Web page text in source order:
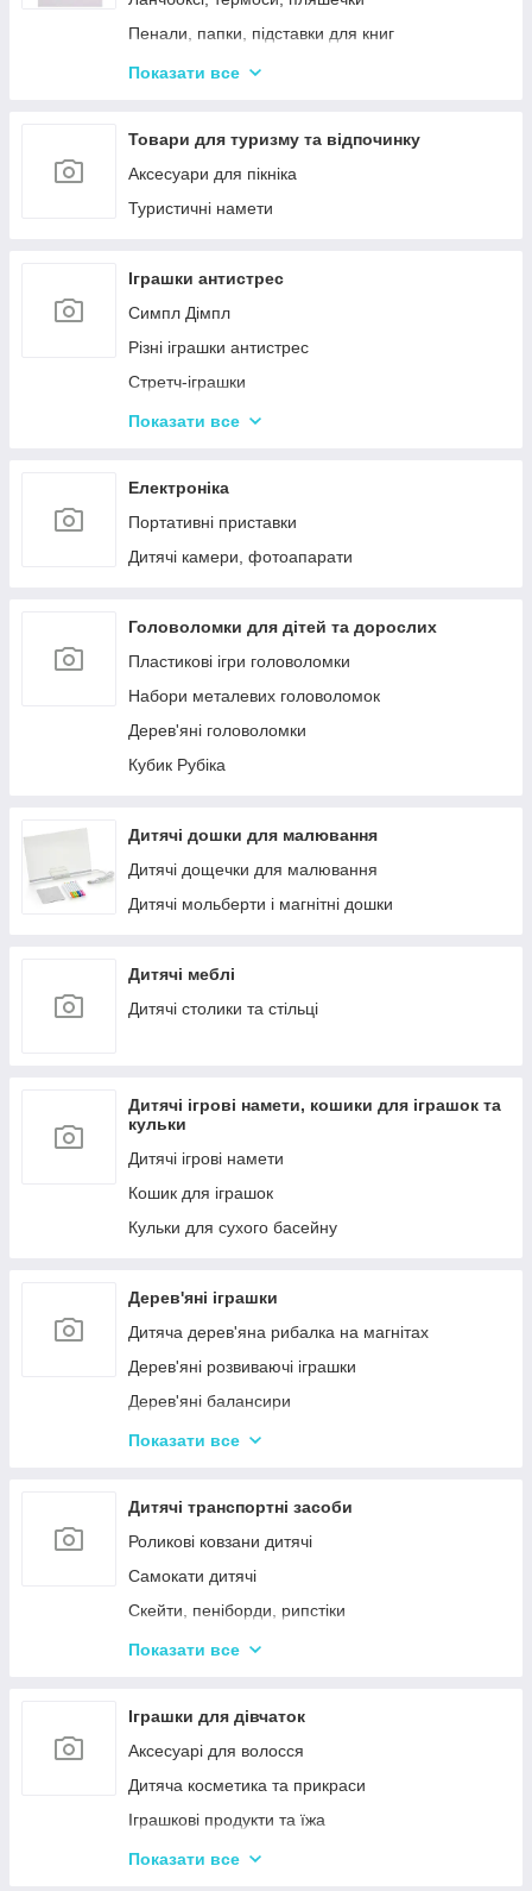
Пенали, папки, підставки для книг
Фарбі, пензлики, альбоми
Зошити, блокноти, щоденники, обкладинки
Наклейки, стікери, закладки
Кольоровий папір, картон, клей
Циркулі, лінійки, трафарети
Художні аксесуари та інструменти
Показати все
Товари для туризму та відпочинку
Аксесуари для пікніка
Туристичні намети
Іграшки антистрес
Симпл Дімпл
Різні іграшки антистрес
Стретч-іграшки
Іграшки Pop it
Показати все
Електроніка
Портативні приставки
Дитячі камери, фотоапарати
Головоломки для дітей та дорослих
Пластикові ігри головоломки
Набори металевих головоломок
Дерев'яні головоломки
Кубик Рубіка
Дитячі дошки для малювання
Дитячі дощечки для малювання
Дитячі мольберти і магнітні дошки
Дитячі меблі
Дитячі столики та стільці
Дитячі ігрові намети, кошики для іграшок та
кульки
Дитячі ігрові намети
Кошик для іграшок
Кульки для сухого басейну
Дерев'яні іграшки
Дитяча дерев'яна рибалка на магнітах
Дерев'яні розвиваючі іграшки
Дерев'яні балансири
Дерев'яні пазли для дорослих
Дерев'яні іграшки-лабіринти
Дерев'яні іграшкові кубики, пірамідки
Дерев'яні іграшки-шнурівки
Дерев'яні дитячі конструктори
Різні дерев'яні іграшки
Показати все
Дитячі транспортні засоби
Роликові ковзани дитячі
Самокати дитячі
Скейти, пеніборди, рипстіки
Каталки та толокари
Показати все
Іграшки для дівчаток
Аксесуарі для волосся
Дитяча косметика та прикраси
Іграшкові продукти та їжа
Іграшковий посуд
Показати все